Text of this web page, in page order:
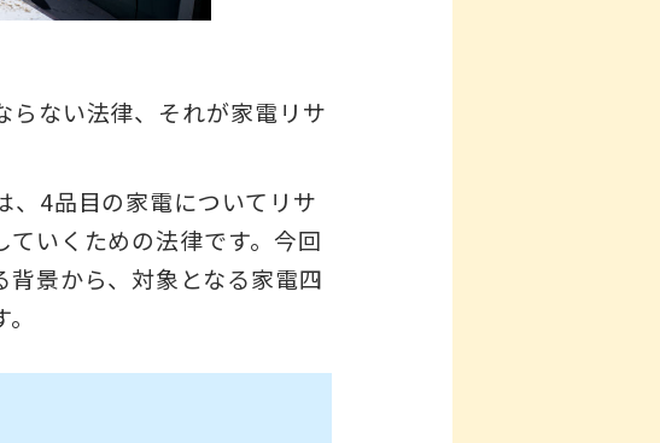
らない法律、それが家電リサ
、4品目の家電についてリサ
いくための法律です。今回
景から、対象となる家電四